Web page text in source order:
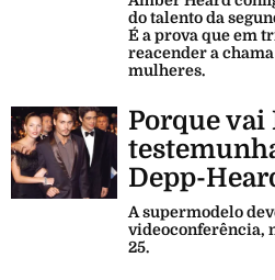
do talento da
É a prova que em
reacender a
mulheres.
Porque vai
Depp-
A supermodelo
videoconferência,
25.